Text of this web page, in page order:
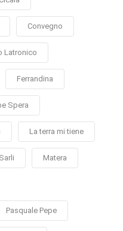
Convegno
Latronico
Ferrandina
Spera
La terra mi tiene
Matera
Pasquale Pepe